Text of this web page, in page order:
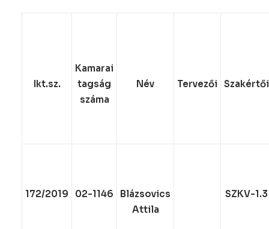
Ikt.sz.
Kamarai
tagság
száma
Név Tervezői Szakértői
172/2019 02-1146
Blázsovics
Attila
SZKV-1.3